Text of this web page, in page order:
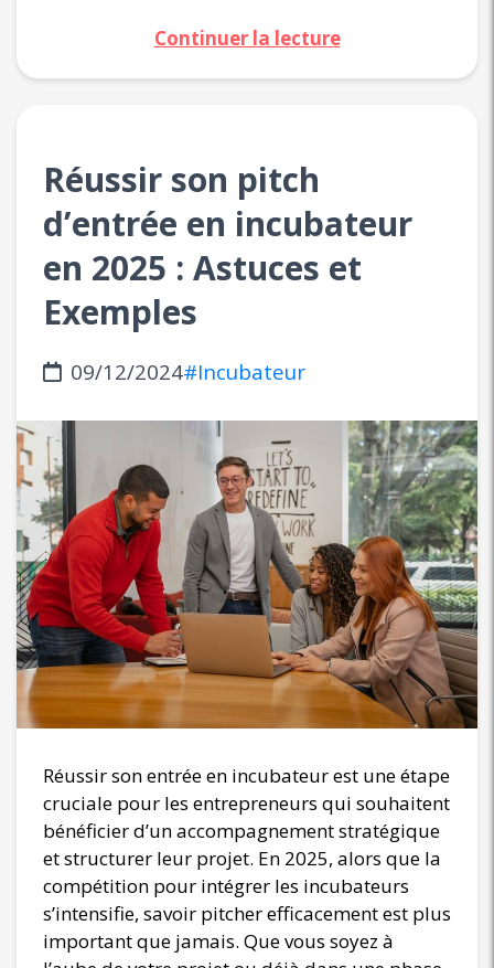
Continuer la lecture
Réussir son pitch
d’entrée en incubateur
en 2025 : Astuces et
Exemples
09/12/2024#Incubateur
Réussir son entrée en incubateur est une étape
cruciale pour les entrepreneurs qui souhaitent
bénéficier d’un accompagnement stratégique
et structurer leur projet. En 2025, alors que la
compétition pour intégrer les incubateurs
s’intensifie, savoir pitcher efficacement est plus
important que jamais. Que vous soyez à